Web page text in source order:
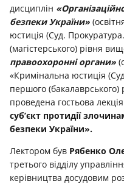
дисциплін
безпеки України»
юстиція (Суд.
(магістерського) рівня
правоохоронні органи»
«Кримінальна юстиція
першого (бакалаврського)
проведена гостьова
суб’єкт протидії
безпеки України».
Лектором був Рябенко
третього відділу
керівництва досудовим